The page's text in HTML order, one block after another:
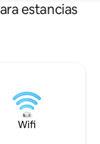
estancias
Wifi